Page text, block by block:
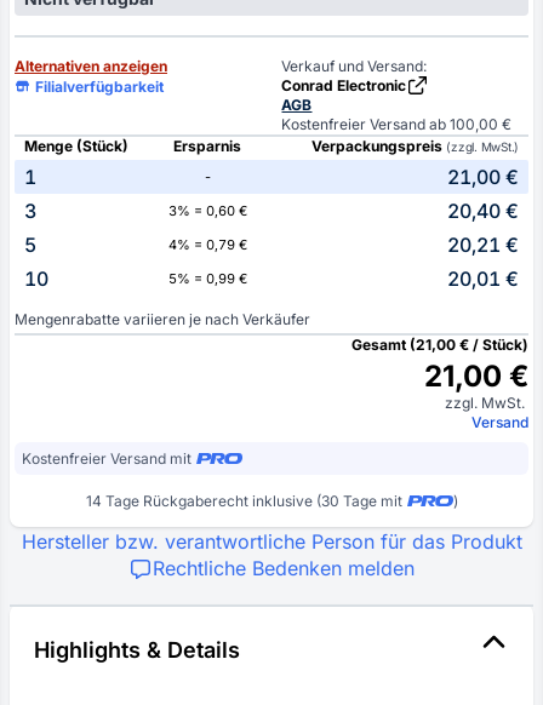
Alternativen anzeigen
Filialverfügbarkeit
Verkauf und Versand:
Conrad Electronic
AGB
Kostenfreier Versand ab 100,00 €
Menge (Stück)
Ersparnis Verpackungspreis (zzgl. MwSt.)
1 -
21,00 €
3
3% = 0,60 €
20,40 €
5
4% = 0,79 €
20,21 €
10
5% = 0,99 € 20,01 €
Mengenrabatte variieren je nach Verkäufer
Gesamt (21,00 € / Stück)
21,00 €
zzgl. MwSt.
Versand
Kostenfreier Versand mit
14 Tage Rückgaberecht inklusive (30 Tage mit )
Hersteller bzw. verantwortliche Person für das Produkt
Rechtliche Bedenken melden
Highlights & Details